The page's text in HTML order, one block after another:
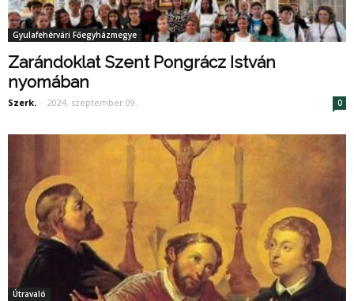
Gyulafehérvári Főegyházmegye
Zarándoklat Szent Pongrácz István
nyomában
Szerk. - 2024. szeptember 09. 0
Útravaló